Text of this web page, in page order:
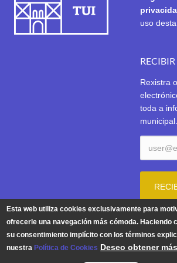
uso desta
Rexistra
toda a
municipal.
Aviso Legal |Política de Privacidade|
Esta web utiliza cookies exclusivamente para
ofrecerle una navegación más cómoda. Haciendo
su consentimiento implícito con los términos
nuestra Política de Cookies Deseo obtener